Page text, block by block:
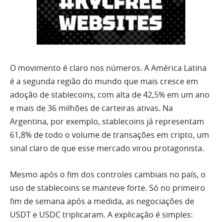
O movimento é claro nos números. A América Latina
é a segunda região do mundo que mais cresce em
adoção de stablecoins, com alta de 42,5% em um ano
e mais de 36 milhões de carteiras ativas. Na
Argentina, por exemplo, stablecoins já representam
61,8% de todo o volume de transações em cripto, um
sinal claro de que esse mercado virou protagonista.
Mesmo após o fim dos controles cambiais no país, o
uso de stablecoins se manteve forte. Só no primeiro
fim de semana após a medida, as negociações de
USDT e USDC triplicaram. A explicação é simples: